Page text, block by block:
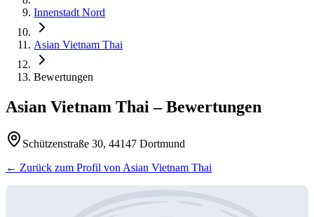
Innenstadt Nord
Asian Vietnam Thai
Bewertungen
Asian Vietnam Thai – Bewertungen
Schützenstraße 30, 44147 Dortmund
← Zurück zum Profil von Asian Vietnam Thai